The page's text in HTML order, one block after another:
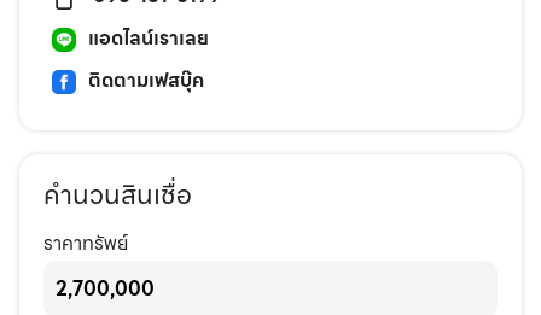
แอดไลน์เราเลย
ติดตามเฟสบุ๊ค
คำนวนสินเชื่อ
ราคาทรัพย์